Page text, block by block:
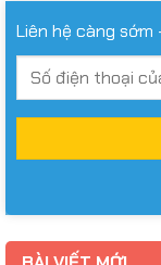
Liên hệ càng sớm